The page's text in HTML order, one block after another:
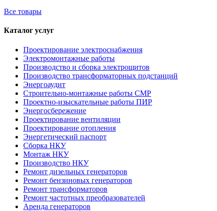
Все товары
Каталог услуг
Проектирование электроснабжения
Электромонтажные работы
Производство и сборка электрощитов
Производство трансформаторных подстанций
Энергоаудит
Строительно-монтажные работы СМР
Проектно-изыскательные работы ПИР
Энергосбережение
Проектирование вентиляции
Проектирование отопления
Энергетический паспорт
Сборка НКУ
Монтаж НКУ
Производство НКУ
Ремонт дизельных генераторов
Ремонт бензиновых генераторов
Ремонт трансформаторов
Ремонт частотных преобразователей
Аренда генераторов